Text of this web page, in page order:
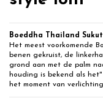
Boeddha Thailand
Het meest voorkomende
benen gekruist, de
grond aan met de palm
houding is bekend als
het moment van